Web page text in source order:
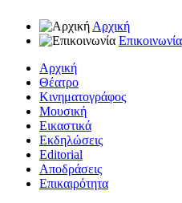
Αρχική
Επικοινωνία
Αρχική
Θέατρο
Κινηματογράφος
Μουσική
Εικαστικά
Εκδηλώσεις
Editorial
Αποδράσεις
Επικαιρότητα